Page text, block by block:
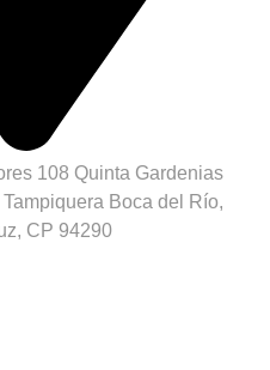
108 Quinta Gardenias
Boca del Río,
CP 94290